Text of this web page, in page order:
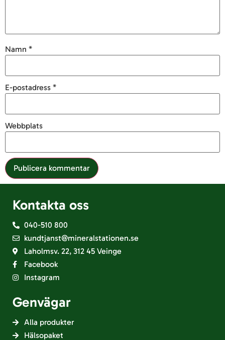
Namn *
E-postadress *
Webbplats
Kontakta oss
040-510 800
kundtjanst@mineralstationen.se
Laholmsv. 22, 312 45 Veinge
Facebook
Instagram
Genvägar
Alla produkter
Hälsopaket